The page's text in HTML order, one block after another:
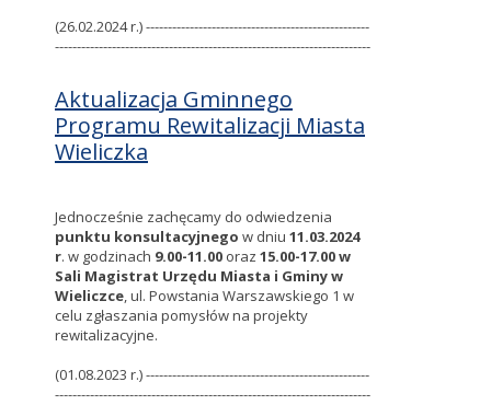
(26.02.2024 r.) ---------------------------------------------------
------------------------------------------------------------------------
Aktualizacja Gminnego
Programu Rewitalizacji Miasta
Wieliczka
Jednocześnie zachęcamy do odwiedzenia
punktu konsultacyjnego w dniu 11.03.2024
r. w godzinach 9.00-11.00 oraz 15.00-17.00w
Sali Magistrat Urzędu Miasta i Gminy w
Wieliczce, ul. Powstania Warszawskiego 1 w
celu zgłaszania pomysłów na projekty
rewitalizacyjne.
(01.08.2023 r.) ---------------------------------------------------
------------------------------------------------------------------------